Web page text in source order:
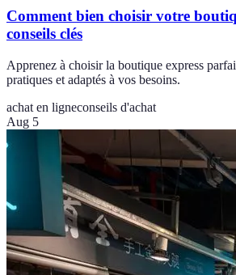
Comment bien choisir votre
conseils clés
Apprenez à choisir la boutique express
pratiques et adaptés à vos besoins.
achat en ligneconseils d'achat
Aug 5